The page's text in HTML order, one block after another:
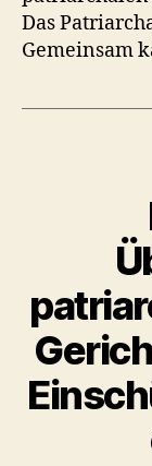
Das
Gemeinsam